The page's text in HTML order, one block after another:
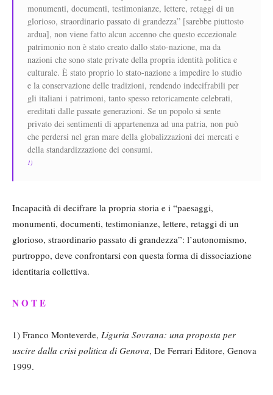
monumenti, documenti, testimonianze, lettere, retaggi di un
glorioso, straordinario passato di grandezza” [sarebbe piuttosto
ardua], non viene fatto alcun accenno che questo eccezionale
patrimonio non è stato creato dallo stato-nazione, ma da
nazioni che sono state private della propria identità politica e
culturale. È stato proprio lo stato-nazione a impedire lo studio
e la conservazione delle tradizioni, rendendo indecifrabili per
gli italiani i patrimoni, tanto spesso retoricamente celebrati,
ereditati dalle passate generazioni. Se un popolo si sente
privato dei sentimenti di appartenenza ad una patria, non può
che perdersi nel gran mare della globalizzazioni dei mercati e
della standardizzazione dei consumi.
1)
Incapacità di decifrare la propria storia e i “paesaggi,
monumenti, documenti, testimonianze, lettere, retaggi di un
glorioso, straordinario passato di grandezza”: l’autonomismo,
purtroppo, deve confrontarsi con questa forma di dissociazione
identitaria collettiva.
N O T E
1) Franco Monteverde, Liguria Sovrana: una proposta per
uscire dalla crisi politica di Genova, De Ferrari Editore, Genova
1999.